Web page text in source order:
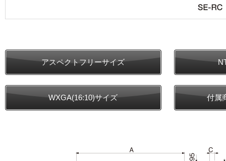
アスペクトフリーサイズ
WXGA(16:10)サイズ 付属